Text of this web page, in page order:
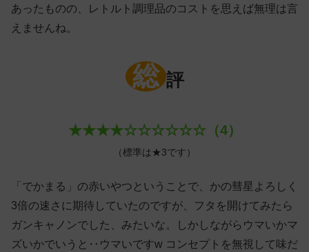
あったものの、レトルト調理品のコストを思えば無理は言
えませんね。
総 評
★★★★☆☆☆☆☆☆（4）
（標準は★3です）
「でかまる」の赤いやつということで、かの彗星よろしく
3倍の速さに期待していたのですが、フタを開けてみたら
ガンキャノンでした、みたいな。しかしながらウマいかマ
ズいかでいうと‥ウマいですw コンセプトを無視して味だ